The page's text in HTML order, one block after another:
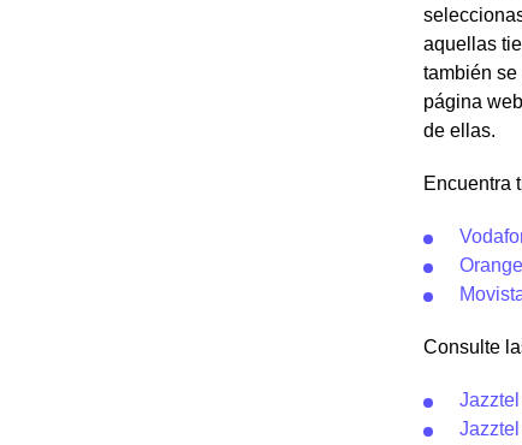
aquellas
también se
página
de ellas.
Encuentra
Consulte